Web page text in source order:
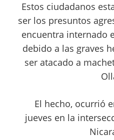
Estos ciudadanos
ser los presuntos
encuentra internado
debido a las graves
ser atacado a
El hecho, ocurrió
jueves en la